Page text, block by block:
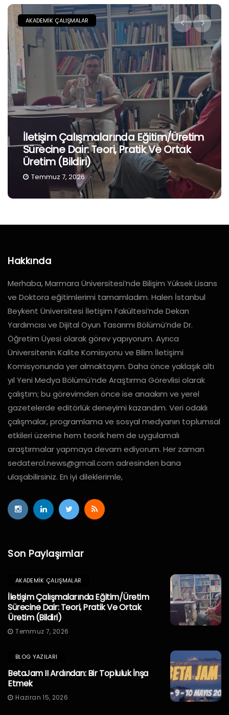
AKADEMIK ÇALIŞMALAR
İletişim Çalışmalarında Eğitim/Üretim
Sürecine Dair: Teori, Pratik Ve Ortak
Üretim (Bildiri)
Temmuz 7, 2026
Hakkında
Merhaba, Marmara Üniversitesi’nde Bilişim Yüksek Lisans
ve Doktora eğitimlerimi tamamladım. Halen İstanbul
Beykent Üniversitesi İletişim Fakültesi’nde Dekan
Yardımcısı ve Dijital Oyun Tasarımı Bölümü’nde Dr.
Öğretim Üyesi olarak görev yapıyorum. Ayrıca
Üniversitenin Kalite Komisyonu ve Bilim İletişimi
Komisyonunda yer almaktayım. Daha önce yaklaşık altı
yıl Yeni Medya Bölümü’nde Araştırma Görevlisi olarak
çalıştım; bu görevimden önce ise anaakım ve yerel
gazetelerde editörlük deneyimi kazandım. Veri odaklı
çalışmalar, programlama ve sosyal medyanın toplumsal
etkileri üzerine hem teorik hem de uygulamalı
araştırmalar yapmaya devam ediyorum. Her zaman
sedaterol.news@gmail.com adresinden bana
ulaşabilirsiniz. En iyi dileklerimle,
Son Paylaşımlar
AKADEMIK ÇALIŞMALAR
İletişim Çalışmalarında Eğitim/Üretim
Sürecine Dair: Teori, Pratik Ve Ortak
Üretim (Bildiri)
Temmuz 7, 2026
BLOG YAZILARI
BetaJam II Ardından: Bir Topluluk İnşa
Etmek
Haziran 15, 2026